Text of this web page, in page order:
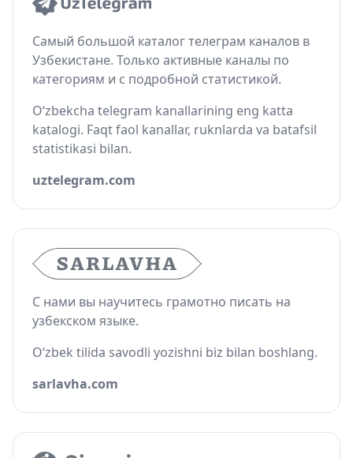
Самый большой каталог телеграм каналов в
Узбекистане. Только активные каналы по
категориям и с подробной статистикой.
O‘zbekcha telegram kanallarining eng katta
katalogi. Faqt faol kanallar, ruknlarda va batafsil
statistikasi bilan.
uztelegram.com
С нами вы научитесь грамотно писать на
узбекском языке.
O‘zbek tilida savodli yozishni biz bilan boshlang.
sarlavha.com